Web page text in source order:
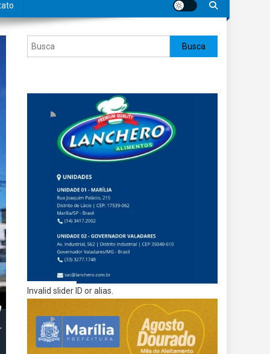
Pesquisar Busca
Invalid slider ID or alias.